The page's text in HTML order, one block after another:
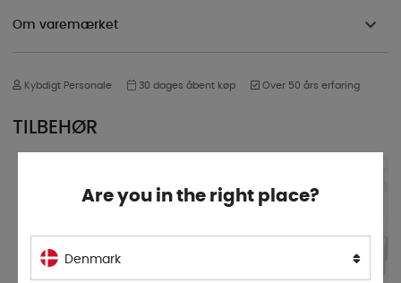
Om varemærket
Kybdigt Personale 30 dages åbent køp Over 50 års erfaring
TILBEHØR
Are you in the right place?
Denmark